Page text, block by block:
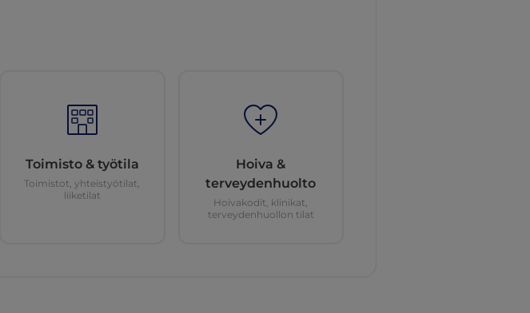
Toimisto & työtila
Toimistot, yhteistyötilat,
liiketilat
Hoiva &
terveydenhuolto
Hoivakodit, klinikat,
terveydenhuollon tilat